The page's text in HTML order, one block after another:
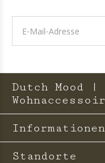
Dutch Mood |
Informationen
Standorte